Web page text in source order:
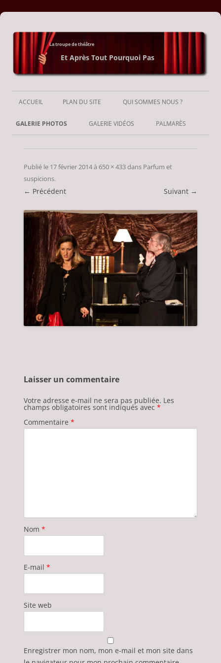
La troupe de théâtre
Et Après Tout Pourquoi Pas
Aller
contenu
ACCUEIL PLAN DU SITE QUI SOMMES NOUS ?
GALERIE PHOTOS GALERIE VIDÉOS PALMARÈS
Publié le 17 février 2014à 650 × 433dans Parfum et
suspicions.
← Précédent Suivant →
Laisser un commentaire
Votre adresse e-mail ne sera pas publiée. Les
champs obligatoires sont indiqués avec *
Commentaire *
Nom *
E-mail *
Site web
Enregistrer mon nom, mon e-mail et mon site dans